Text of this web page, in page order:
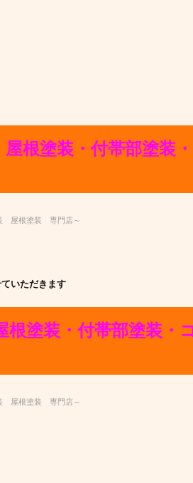
塗装・付帯部塗装・
屋根塗装 専門店～
いただきます
塗装・付帯部塗装・
屋根塗装 専門店～